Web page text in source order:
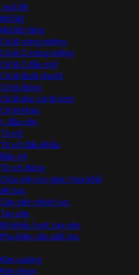
mỏ lết
Mỏ lết
Mỏ lết răng
Cờ lê vòng miệng
Cờ lê 2 vòng miệng
Cờ lê 2 đầu mở
Cờ lê đuôi chuột
Cờ lê đóng
Cờ lê đai, cờ lê xích
Cờ lê khác
đầu vặn
Tô vít
Tô vít đầu khẩu
Đầu vít
Tô vít đóng
Chìa vặn lục giác, hoa khế
lực
Cần siết chỉnh lực
Tay vặn
Bộ khẩu tuýt tay vặn
Phụ kiện cần siết lực
Kìm vuông
Kìm nhọn